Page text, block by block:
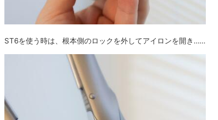
ST6を使う時は、根本側のロックを外してアイロンを開き……